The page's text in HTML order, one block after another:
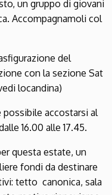
un gruppo di giovani
Accompagnamoli col
del
con la sezione Sat
locandina)
possibile accostarsi al
16.00 alle 17.45.
questa estate, un
fondi da destinare
tetto canonica, sala